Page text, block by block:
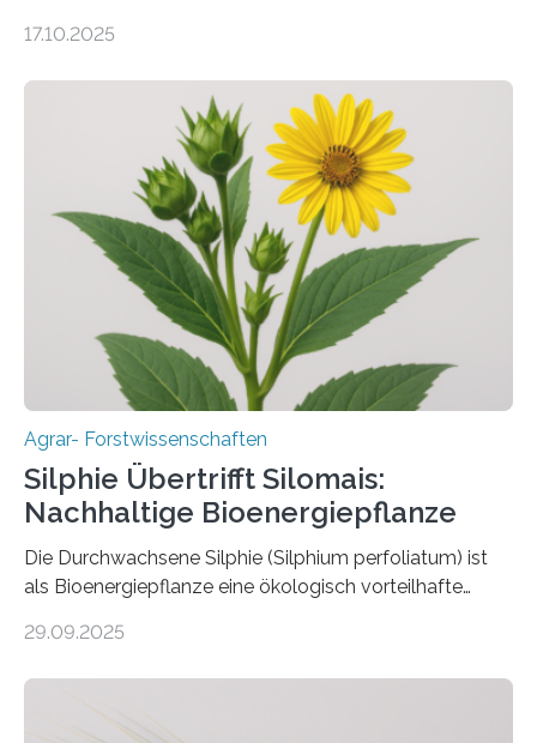
Insektenbiotechnologie der JLU Insekten spielen eine
aber Krankheiten übertragen und der Landwirtschaft
und dem Gartenbau erhebliche Schäden zufügen. Es ist
daher entscheidend, Schadinsekten effektiv zu
bekämpfen, während gleichzeitig nützliche Insekten
erhalten bleiben. An der Justus-Liebig-Universität
Gießen (JLU) erforscht die Arbeitsgruppe von Prof. Dr.
Marc F. Schetelig am Institut für
Insektenbiotechnologie neue biologische und
biotechnologische Verfahren zur…
17.10.2025
Agrar- Forstwissenschaften
Silphie Übertrifft Silomais:
Nachhaltige Bioenergiepflanze
Die Durchwachsene Silphie (Silphium perfoliatum) ist
als Bioenergiepflanze eine ökologisch vorteilhafte
mehrjährigen Vergleichsstudie von Forschenden der
nach nachhaltigen Alternativen zur Energiegewinnung
29.09.2025